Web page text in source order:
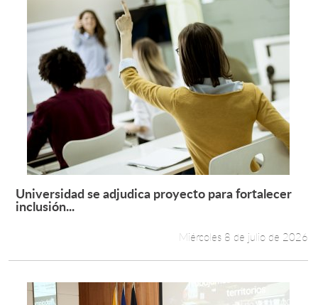
Leer más +
Universidad se adjudica proyecto para fortalecer
inclusión...
Miércoles 8 de julio de 2026